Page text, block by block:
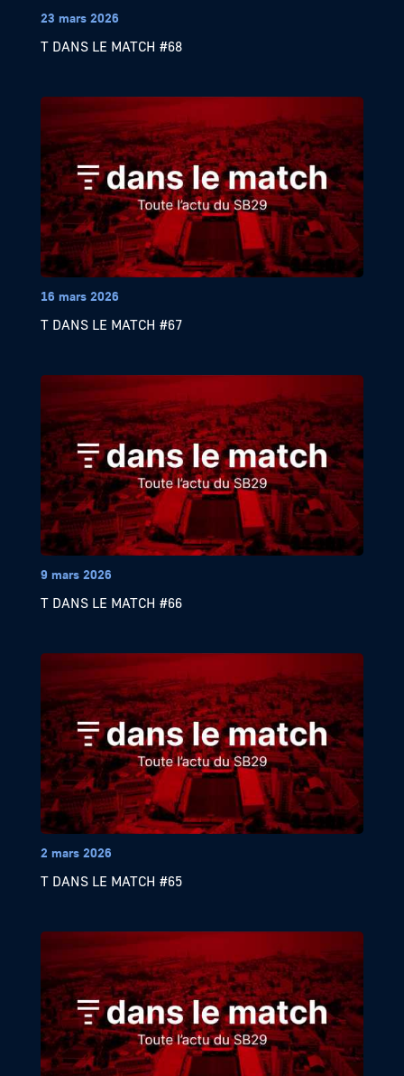
23 mars 2026
T DANS LE MATCH #68
16 mars 2026
T DANS LE MATCH #67
9 mars 2026
T DANS LE MATCH #66
2 mars 2026
T DANS LE MATCH #65